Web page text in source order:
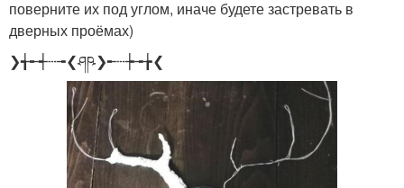
поверните их под углом, иначе будете застревать в
дверных проёмах)
❯╅╾┽┄╼❮ཤཥ❯╾┄┾╼╆❮